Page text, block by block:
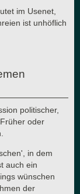
im Usenet,
ist unhöflich
politischer,
oder
in dem
auch ein
wünschen
der